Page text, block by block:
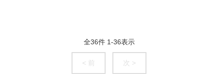
全36件 1-36表示
< 前 次 >